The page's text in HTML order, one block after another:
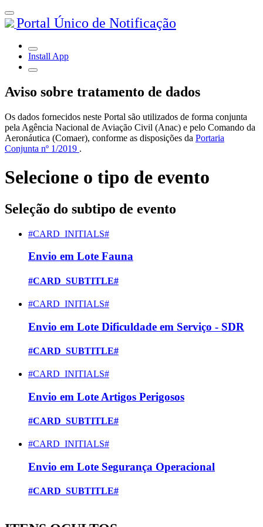
Portal Único de Notificação
Install App
Aviso sobre tratamento de dados
Os dados fornecidos neste Portal são utilizados de forma conjunta
pela Agência Nacional de Aviação Civil (Anac) e pelo Comando da
Aeronáutica (Comaer), conforme as disposições da Portaria
Conjunta nº 1/2019 .
Selecione o tipo de evento
Seleção do subtipo de evento
#CARD_INITIALS#
Envio em Lote Fauna
#CARD_SUBTITLE#
#CARD_INITIALS#
Envio em Lote Dificuldade em Serviço - SDR
#CARD_SUBTITLE#
#CARD_INITIALS#
Envio em Lote Artigos Perigosos
#CARD_SUBTITLE#
#CARD_INITIALS#
Envio em Lote Segurança Operacional
#CARD_SUBTITLE#